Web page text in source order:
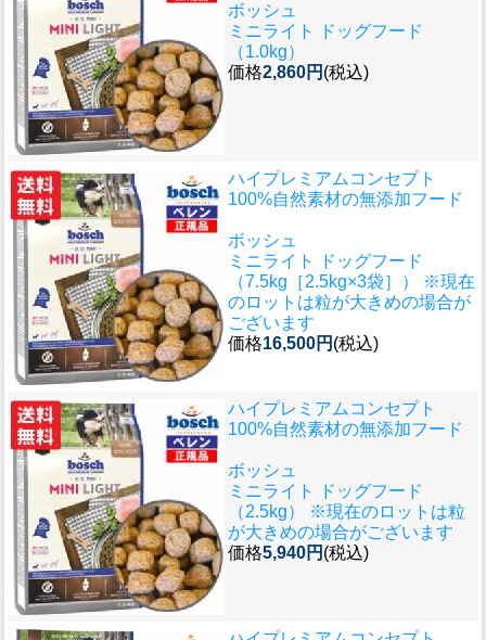
ボッシュ
ミニライト ドッグフード
（1.0kg）
価格2,860円 (税込)
ハイプレミアムコンセプト
100%自然素材の無添加フード
ボッシュ
ミニライト ドッグフード
（7.5kg［2.5kg×3袋］） ※現在
のロットは粒が大きめの場合が
ございます
価格16,500円 (税込)
ハイプレミアムコンセプト
100%自然素材の無添加フード
ボッシュ
ミニライト ドッグフード
（2.5kg） ※現在のロットは粒
が大きめの場合がございます
価格5,940円 (税込)